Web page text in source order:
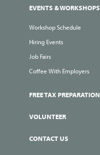
EVENTS & WORKSHOPS
Workshop Schedule
Hiring Events
Job Fairs
Coffee With Employers
FREE TAX PREPARATION
VOLUNTEER
CONTACT US